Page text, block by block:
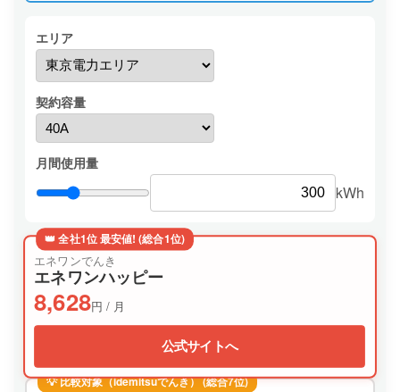
エリア
契約容量
月間使用量
kWh
👑 全社1位 最安値! (総合1位)
エネワンでんき
エネワンハッピー
8,628円 / 月
公式サイトへ
💡 比較対象（idemitsuでんき） (総合7位)